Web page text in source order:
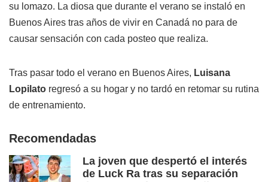
su lomazo. La diosa que durante el verano se instaló en
Buenos Aires tras años de vivir en Canadá no para de
causar sensación con cada posteo que realiza.
Tras pasar todo el verano en Buenos Aires, Luisana
Lopilato regresó a su hogar y no tardó en retomar su rutina
de entrenamiento.
Recomendadas
La joven que despertó el interés
de Luck Ra tras su separación